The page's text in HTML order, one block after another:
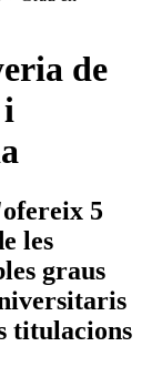
de
i
5
les
graus
titulacions